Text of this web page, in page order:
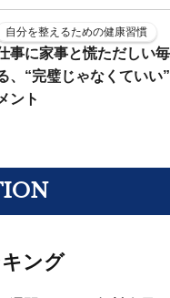
自分を整えるための健康習慣
事に家事と慌ただしい
、“完璧じゃなくていい
ント
ング